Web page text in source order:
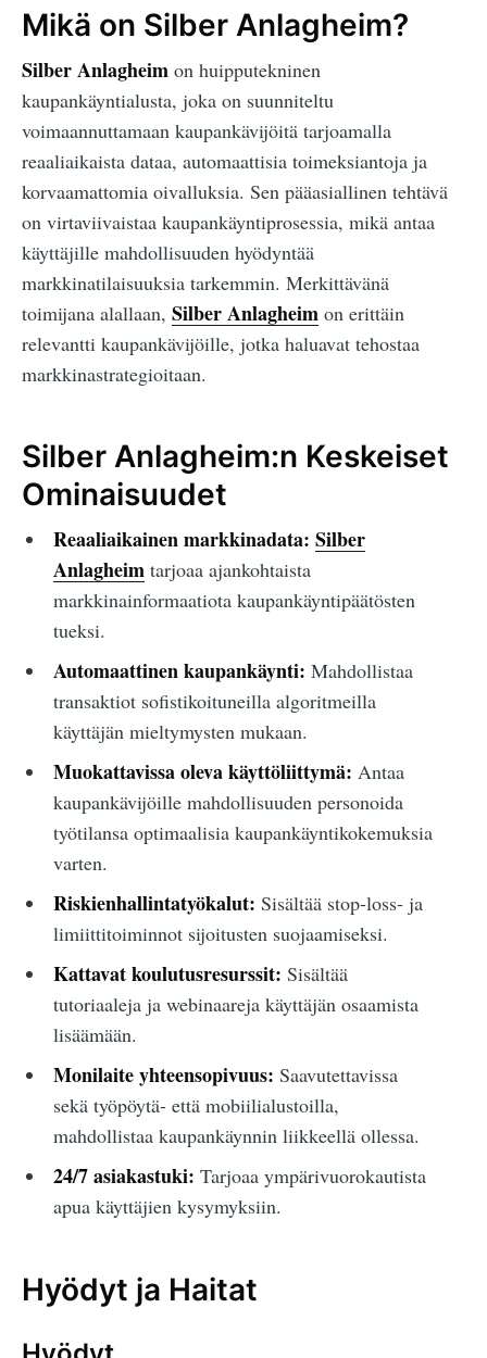
Mikä on Silber Anlagheim?
Silber Anlagheim on huipputekninen
kaupankäyntialusta, joka on suunniteltu
voimaannuttamaan kaupankävijöitä tarjoamalla
reaaliaikaista dataa, automaattisia toimeksiantoja ja
korvaamattomia oivalluksia. Sen pääasiallinen tehtävä
on virtaviivaistaa kaupankäyntiprosessia, mikä antaa
käyttäjille mahdollisuuden hyödyntää
markkinatilaisuuksia tarkemmin. Merkittävänä
toimijana alallaan, Silber Anlagheim on erittäin
relevantti kaupankävijöille, jotka haluavat tehostaa
markkinastrategioitaan.
Silber Anlagheim:n Keskeiset
Ominaisuudet
Reaaliaikainen markkinadata: Silber
Anlagheim tarjoaa ajankohtaista
markkinainformaatiota kaupankäyntipäätösten
tueksi.
Automaattinen kaupankäynti: Mahdollistaa
transaktiot sofistikoituneilla algoritmeilla
käyttäjän mieltymysten mukaan.
Muokattavissa oleva käyttöliittymä: Antaa
kaupankävijöille mahdollisuuden personoida
työtilansa optimaalisia kaupankäyntikokemuksia
varten.
Riskienhallintatyökalut: Sisältää stop-loss- ja
limiittitoiminnot sijoitusten suojaamiseksi.
Kattavat koulutusresurssit: Sisältää
tutoriaaleja ja webinaareja käyttäjän osaamista
lisäämään.
Monilaite yhteensopivuus: Saavutettavissa
sekä työpöytä- että mobiilialustoilla,
mahdollistaa kaupankäynnin liikkeellä ollessa.
24/7 asiakastuki: Tarjoaa ympärivuorokautista
apua käyttäjien kysymyksiin.
Hyödyt ja Haitat